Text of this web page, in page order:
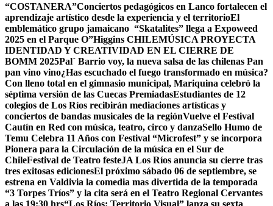
“COSTANERA”Conciertos pedagógicos en Lanco fortalecen el
aprendizaje artístico desde la experiencia y el territorioEl
emblemático grupo jamaicano “Skatalites” llega a Expoweed
2025 en el Parque O”Higgins CHILEMÚSICA PROYECTA
IDENTIDAD Y CREATIVIDAD EN EL CIERRE DE
BOMM 2025Pal´ Barrio voy, la nueva salsa de las chilenas Pan
pan vino vino¿Has escuchado el fuego transformado en música?
Con lleno total en el gimnasio municipal, Mariquina celebró la
séptima versión de las Cuecas PremiadasEstudiantes de 12
colegios de Los Ríos recibirán mediaciones artísticas y
conciertos de bandas musicales de la regiónVuelve el Festival
Cautín en Red con música, teatro, circo y danzaSello Humo de
Temu Celebra 11 Años con Festival “Microfest” y se incorpora
Pionera para la Circulación de la música en el Sur de
ChileFestival de Teatro festeJA Los Ríos anuncia su cierre tras
tres exitosas edicionesEl próximo sábado 06 de septiembre, se
estrena en Valdivia la comedia mas divertida de la temporada
“3 Torpes Tríos” y la cita será en el Teatro Regional Cervantes